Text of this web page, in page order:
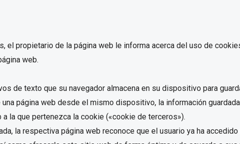
el propietario de la página web le informa acerca del uso de
web.
de texto que su navegador almacena en su dispositivo para
página web desde el mismo dispositivo, la información
la que pertenezca la cookie («cookie de terceros»).
la respectiva página web reconoce que el usuario ya ha